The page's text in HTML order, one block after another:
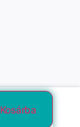
Kosárba